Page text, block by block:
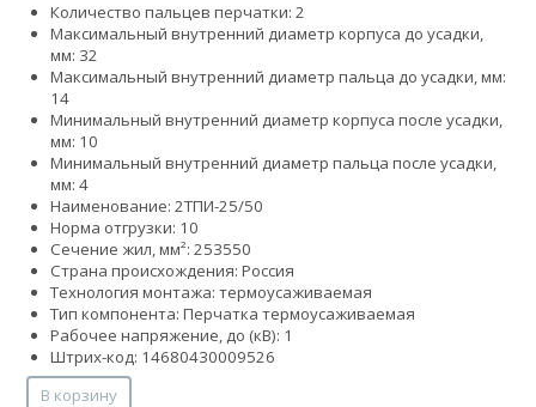
Количество пальцев перчатки: 2
Максимальный внутренний диаметр корпуса до усадки,
мм: 32
Максимальный внутренний диаметр пальца до усадки, мм:
14
Минимальный внутренний диаметр корпуса после усадки,
мм: 10
Минимальный внутренний диаметр пальца после усадки,
мм: 4
Наименование: 2ТПИ-25/50
Норма отгрузки: 10
Сечение жил, мм²: 253550
Страна происхождения: Россия
Технология монтажа: термоусаживаемая
Тип компонента: Перчатка термоусаживаемая
Рабочее напряжение, до (кВ): 1
Штрих-код: 14680430009526
В корзину